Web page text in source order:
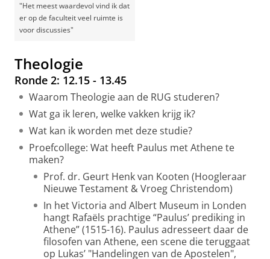
"Het meest waardevol vind ik dat
er op de faculteit veel ruimte is
voor discussies"
Theologie
Ronde 2: 12.15 - 13.45
Waarom Theologie aan de RUG studeren?
Wat ga ik leren, welke vakken krijg ik?
Wat kan ik worden met deze studie?
Proefcollege: Wat heeft Paulus met Athene te
maken?
Prof. dr. Geurt Henk van Kooten (Hoogleraar
Nieuwe Testament & Vroeg Christendom)
In het Victoria and Albert Museum in Londen
hangt Rafaëls prachtige “Paulus’ prediking in
Athene” (1515-16). Paulus adresseert daar de
filosofen van Athene, een scene die teruggaat
op Lukas’ "Handelingen van de Apostelen",